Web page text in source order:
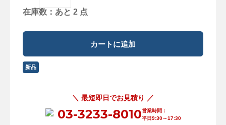
在庫数：あと 2 点
新品
＼ 最短即日でお見積り ／
03-3233-8010営業時間：
平日9:30～17:30